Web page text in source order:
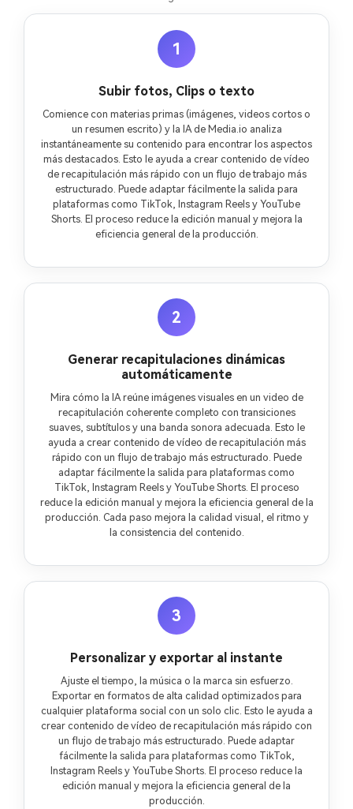
1
Subir fotos, Clips o texto
Comience con materias primas (imágenes, videos cortos o
un resumen escrito) y la IA de Media.io analiza
instantáneamente su contenido para encontrar los aspectos
más destacados. Esto le ayuda a crear contenido de vídeo
de recapitulación más rápido con un flujo de trabajo más
estructurado. Puede adaptar fácilmente la salida para
plataformas como TikTok, Instagram Reels y YouTube
Shorts. El proceso reduce la edición manual y mejora la
eficiencia general de la producción.
2
Generar recapitulaciones dinámicas
automáticamente
Mira cómo la IA reúne imágenes visuales en un video de
recapitulación coherente completo con transiciones
suaves, subtítulos y una banda sonora adecuada. Esto le
ayuda a crear contenido de vídeo de recapitulación más
rápido con un flujo de trabajo más estructurado. Puede
adaptar fácilmente la salida para plataformas como
TikTok, Instagram Reels y YouTube Shorts. El proceso
reduce la edición manual y mejora la eficiencia general de la
producción. Cada paso mejora la calidad visual, el ritmo y
la consistencia del contenido.
3
Personalizar y exportar al instante
Ajuste el tiempo, la música o la marca sin esfuerzo.
Exportar en formatos de alta calidad optimizados para
cualquier plataforma social con un solo clic. Esto le ayuda a
crear contenido de vídeo de recapitulación más rápido con
un flujo de trabajo más estructurado. Puede adaptar
fácilmente la salida para plataformas como TikTok,
Instagram Reels y YouTube Shorts. El proceso reduce la
edición manual y mejora la eficiencia general de la
producción.